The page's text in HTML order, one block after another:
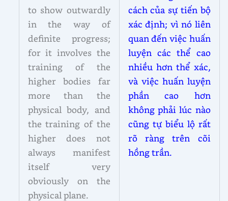
to show outwardly
in the way of
definite progress;
for it involves the
training of the
higher bodies far
more than the
physical body, and
the training of the
higher does not
always manifest
itself very
obviously on the
physical plane.
cách của sự tiến bộ
xác định; vì nó liên
quan đến việc huấn
luyện các thể cao
nhiều hơn thể xác,
và việc huấn luyện
phần cao hơn
không phải lúc nào
cũng tự biểu lộ rất
rõ ràng trên cõi
hồng trần.